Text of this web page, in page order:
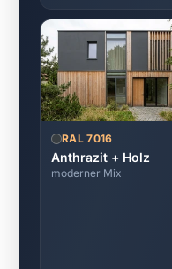
RAL 7016
Anthrazit + Holz
moderner Mix